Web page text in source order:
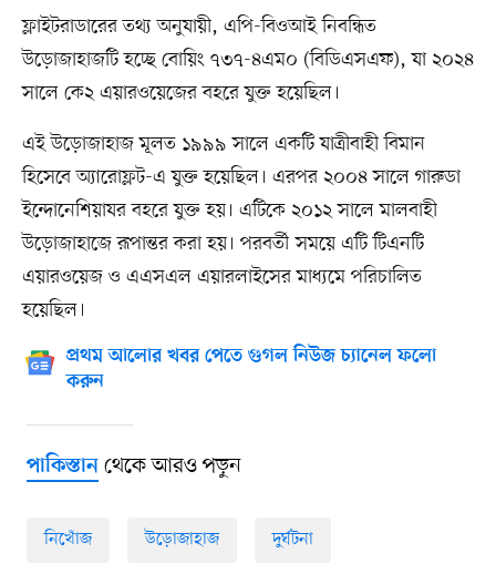
ফ্লাইটরাডারের তথ্য অনুযায়ী, এপি-বিওআই নিবন্ধিত
উড়োজাহাজটি হচ্ছে বোয়িং ৭৩৭-৪এম০ (বিডিএসএফ), যা ২০২৪
সালে কে২ এয়ারওয়েজের বহরে যুক্ত হয়েছিল।
এই উড়োজাহাজ মূলত ১৯৯৯ সালে একটি যাত্রীবাহী বিমান
হিসেবে অ্যারোফ্লট-এ যুক্ত হয়েছিল। এরপর ২০০৪ সালে গারুডা
ইন্দোনেশিয়াযর বহরে যুক্ত হয়। এটিকে ২০১২ সালে মালবাহী
উড়োজাহাজে রূপান্তর করা হয়। পরবর্তী সময়ে এটি টিএনটি
এয়ারওয়েজ ও এএসএল এয়ারলাইসের মাধ্যমে পরিচালিত
হয়েছিল।
প্রথম আলোর খবর পেতে গুগল নিউজ চ্যানেল ফলো
করুন
পাকিস্তানথেকে আরও পড়ুন
নিখোঁজ উড়োজাহাজ দুর্ঘটনা